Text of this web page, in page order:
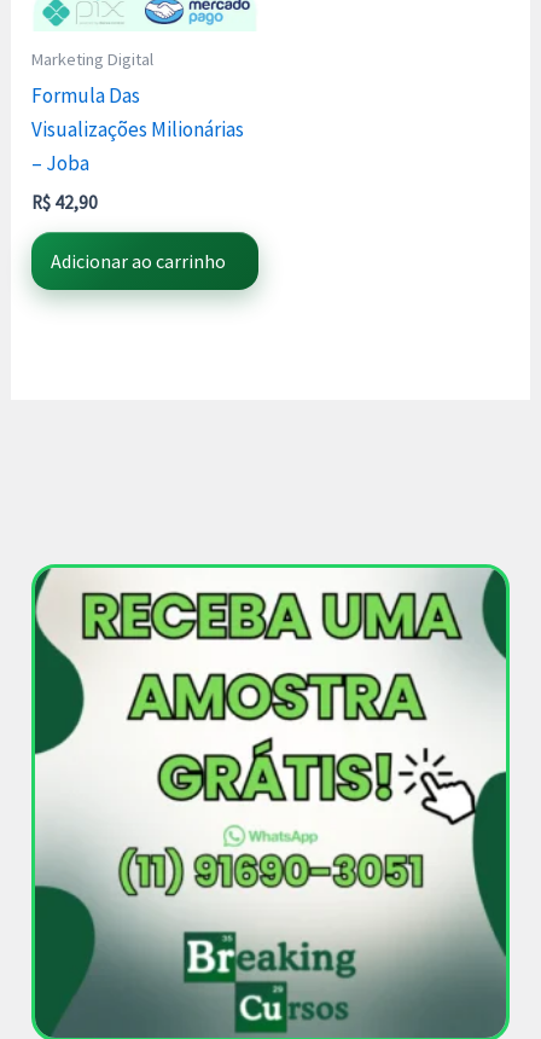
Marketing Digital
Formula Das
Visualizações Milionárias
– Joba
R$ 42,90
Adicionar ao carrinho